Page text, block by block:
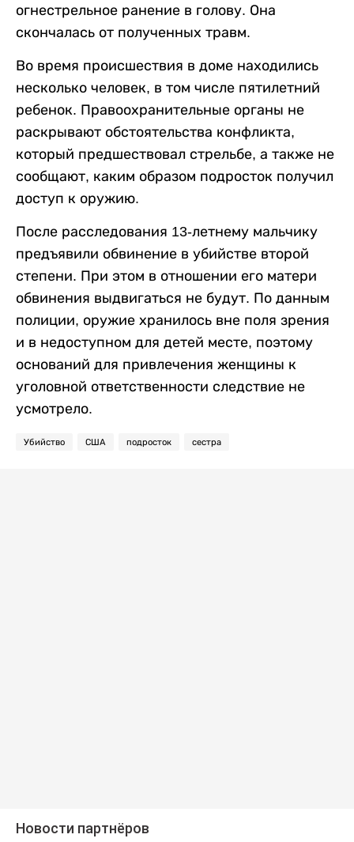
огнестрельное ранение в голову. Она
скончалась от полученных травм.
Во время происшествия в доме находились
несколько человек, в том числе пятилетний
ребенок. Правоохранительные органы не
раскрывают обстоятельства конфликта,
который предшествовал стрельбе, а также не
сообщают, каким образом подросток получил
доступ к оружию.
После расследования 13-летнему мальчику
предъявили обвинение в убийстве второй
степени. При этом в отношении его матери
обвинения выдвигаться не будут. По данным
полиции, оружие хранилось вне поля зрения
и в недоступном для детей месте, поэтому
оснований для привлечения женщины к
уголовной ответственности следствие не
усмотрело.
Убийство США подросток сестра